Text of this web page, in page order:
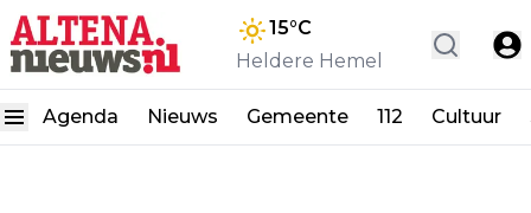
15°C
Heldere Hemel
Agenda Nieuws Gemeente 112 Cultuur